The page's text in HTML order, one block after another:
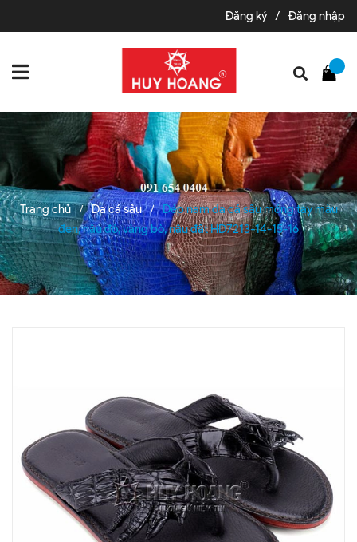
Đăng ký / Đăng nhập
Trang chủ / Da cá sấu /
Dép nam da cá sấu móng tay màu
đen, nâu đỏ, vàng bò, nâu đất HD7213-14-15-16